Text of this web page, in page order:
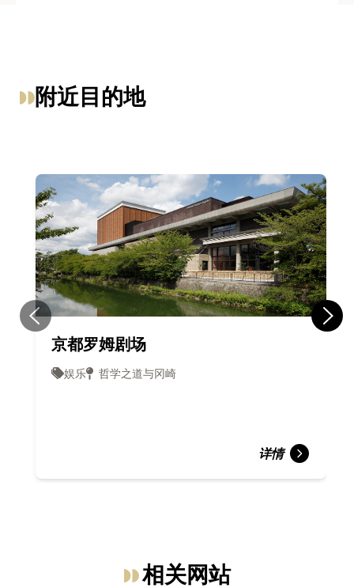
附近目的地
京都罗姆剧场
娱乐 哲学之道与冈崎
详情
相关网站